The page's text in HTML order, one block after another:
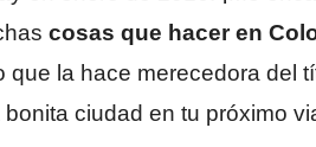
cosas que hacer en
que la hace merecedora del
ciudad en tu próximo